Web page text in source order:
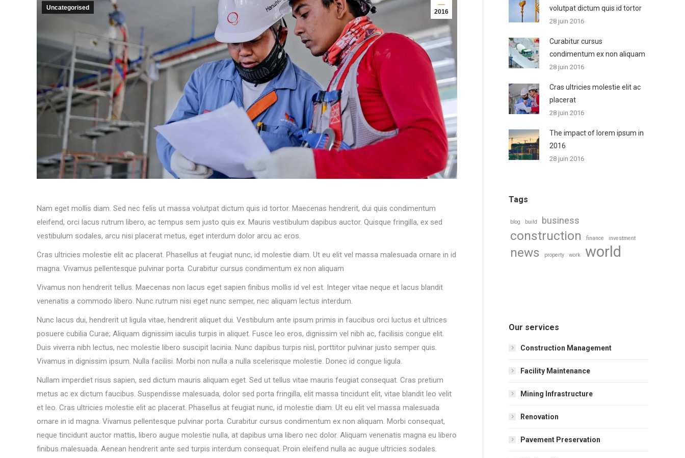
2016
Uncategorised
Nam eget mollis diam. Sed nec felis ut massa volutpat dictum quis id tortor. Maecenas hendrerit, dui quis condimentum
eleifend, orci lacus rutrum libero, ac tempus sem justo quis ex. Mauris vestibulum dapibus auctor. Quisque fringilla, ex sed
vestibulum sodales, arcu nisi placerat metus, eget interdum dolor arcu ac eros.
Cras ultricies molestie elit ac placerat. Phasellus at feugiat nunc, id molestie diam. Ut eu elit vel massa malesuada ornare in id
magna. Vivamus pellentesque pulvinar porta. Curabitur cursus condimentum ex non aliquam
Vivamus non hendrerit tellus. Maecenas non lacus eget sapien finibus mollis id vel est. Integer vitae neque et lacus blandit
venenatis a commodo libero. Nunc rutrum nisi eget nunc semper, nec aliquam lectus interdum.
Nunc lacus dui, hendrerit ut ligula vitae, hendrerit aliquet dui. Vestibulum ante ipsum primis in faucibus orci luctus et ultrices
posuere cubilia Curae; Aliquam dignissim iaculis turpis in aliquet. Fusce leo eros, dignissim vel nibh ac, facilisis congue elit.
Duis viverra nibh lectus, nec molestie libero suscipit lacinia. Nunc dapibus turpis nisl, porttitor pulvinar justo semper quis.
Vivamus in dignissim ipsum. Nulla facilisi. Morbi non nulla a nulla scelerisque molestie. Donec id congue ligula.
Nullam imperdiet risus sapien, sed dictum mauris aliquam eget. Sed ut tellus vitae mauris feugiat consequat. Cras pretium
metus ac ex dictum faucibus. Suspendisse malesuada, dolor sed porta fringilla, elit massa tincidunt elit, vitae blandit leo velit
et leo. Cras ultricies molestie elit ac placerat. Phasellus at feugiat nunc, id molestie diam. Ut eu elit vel massa malesuada
ornare in id magna. Vivamus pellentesque pulvinar porta. Curabitur cursus condimentum ex non aliquam. Morbi consequat,
neque tincidunt auctor mattis, libero augue molestie nulla, at dapibus urna libero nec dolor. Aliquam venenatis magna eu libero
finibus malesuada. Aenean hendrerit ante sed turpis interdum consequat. Proin eleifend nulla ac augue ultricies sodales.
volutpat dictum quis id tortor
28 juin 2016
Curabitur cursus
condimentum ex non aliquam
28 juin 2016
Cras ultricies molestie elit ac
placerat
28 juin 2016
The impact of lorem ipsum in
2016
28 juin 2016
Tags
blog build business
construction finance investment
news property work world
Our services
Construction Management
Facility Maintenance
Mining Infrastructure
Renovation
Pavement Preservation